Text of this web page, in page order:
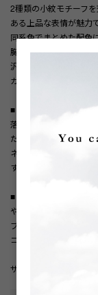
2種類の小紋モチーフ
ある上品な表情が魅力
同系色でまとめた配色
胸元にさりげないアク
汎用性の高い一枚です。
カラーは ブルー と キ
■ ブルー
落ち着きのあるブルー
たカラー。
ネイビーやグレー系の
す。
■ キャメル
やわらかなキャメル系
ブラウン系やベージュ
コーディネートに仕上が
サイズ：32.0×32.0